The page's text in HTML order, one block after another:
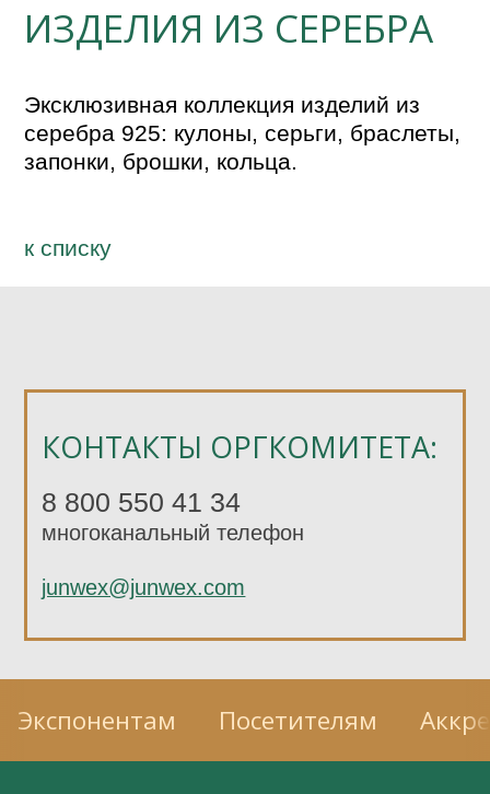
КОНТАКТЫ ОРГКОМИТЕТА:
8 800 550 41 34
многоканальный телефон
junwex@junwex.com
ИЗДЕЛИЯ ИЗ СЕРЕБРА
Эксклюзивная коллекция изделий из
серебра 925: кулоны, серьги, браслеты,
запонки, брошки, кольца.
к спиcку
Экспонентам Посетителям